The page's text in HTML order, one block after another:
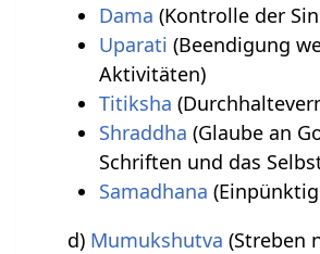
Dama (Kontrolle der
Uparati (Beendigung
Aktivitäten)
Titiksha
Shraddha (Glaube an
Schriften und das
Samadhana
d) Mumukshutva (Streben